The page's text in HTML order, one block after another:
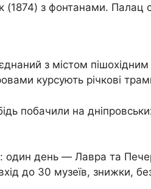
(1874) з фонтанами.
з містом
курсують річкові
на дніпровських
день — Лавра та
до 30 музеїв,